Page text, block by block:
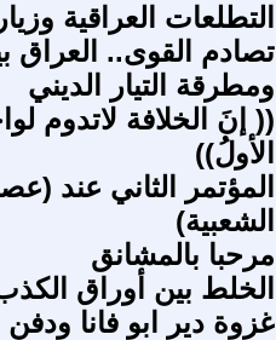
التطلعات العراقية
تصادم القوى.. العراق
ومطرقة التيار الديني
(( إنَ الخلافة لاتدوم
الأولُ))
المؤتمر الثاني عند
الشعبية)
مرحبا بالمشانق
الخلط بين أوراق
غزوة دير ابو فانا